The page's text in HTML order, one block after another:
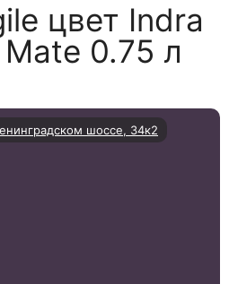
цвет Indra
0.75 л
шоссе, 34к2